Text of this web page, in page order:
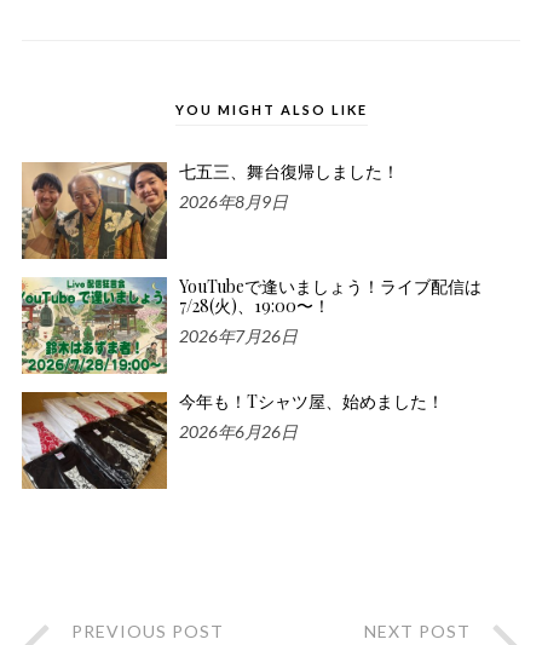
YOU MIGHT ALSO LIKE
七五三、舞台復帰しました！
2026年8月9日
YouTubeで逢いましょう！ライブ配信は
7/28(火)、19:00〜！
2026年7月26日
今年も！Tシャツ屋、始めました！
2026年6月26日
PREVIOUS POST NEXT POST